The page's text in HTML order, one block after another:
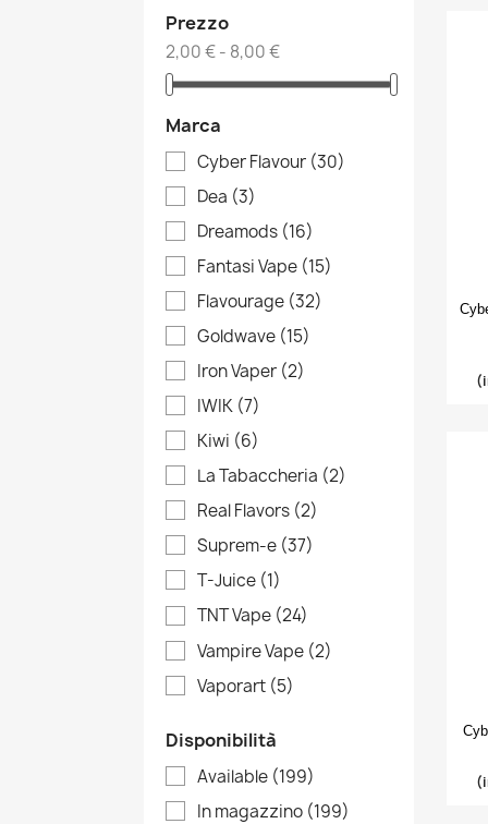
Prezzo
2,00 € - 8,00 €
Marca
Cyber Flavour (30)
Dea (3)
Dreamods (16)
Fantasi Vape (15)
Flavourage (32)
Goldwave (15)
Iron Vaper (2)
IWIK (7)
Kiwi (6)
La Tabaccheria (2)
Real Flavors (2)
Suprem-e (37)
T-Juice (1)
TNT Vape (24)
Vampire Vape (2)
Vaporart (5)
Disponibilità
Available (199)
In magazzino (199)